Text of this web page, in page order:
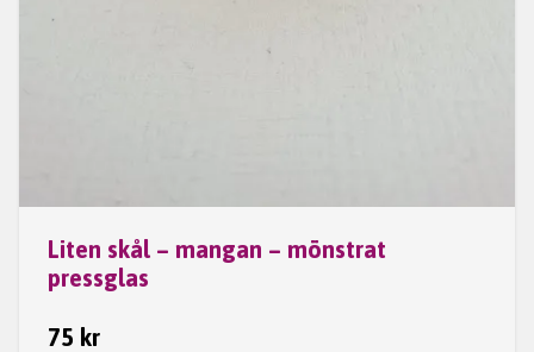
Liten skål – mangan – mönstrat
pressglas
75 kr